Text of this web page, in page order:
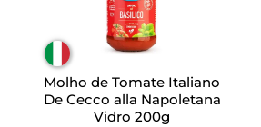
Molho de Tomate Italiano
De Cecco alla Napoletana
Vidro 200g